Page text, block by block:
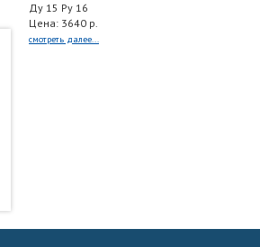
Ду 15 Ру 16
Цена: 3640 р.
смотреть далее...